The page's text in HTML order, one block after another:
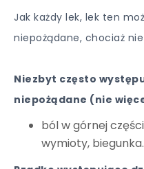
Jak każdy lek, lek ten
niepożądane, chociaż
Niezbyt często
niepożądane (nie
ból w górnej
wymioty, biegunka.